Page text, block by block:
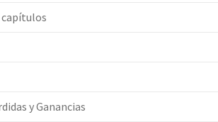
capítulos
y Ganancias